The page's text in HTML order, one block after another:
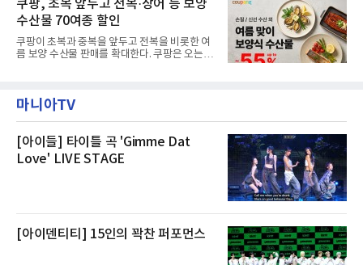
것으로 확인됐다”고 설명했다.이어 “정확한 화
재 원인은 추후 조사될
텔 측은 “퇴근 후 또는 주말 도심 속에서 짧지만
온전한 휴식을 원하는 고객들에게 특별한 경험
을 제공한다”고 밝혔다.패키지는 디럭스와 이그
제큐티브 두 가지 타입으로 구성된다. 디럭스 패
키지는 객실 1박(룸 온리)으로 심플한 호캉스를
스 센터 사우나 2인 이용 혜택이 포함된다.특히
클럽 앰배서더 라운지
쿠팡, 초복 앞두고 전복·장어 등 보양
수산물 70여종 할인
쿠팡이 초복과 중복을 앞두고 전복을 비롯한 여
름 보양 수산물 판매를 확대한다. 쿠팡은 오는
우 등이 포함됐다. 쿠팡은 올해 큰 크기의 전복
생산량이 늘어난 점을 반영해 주요 산지 상품을
전복은 산지에서 채취한 뒤 전국으로 직송되는
방식으로 운영된다. 신선도가 중요한 상품인 만
큼 이르면 다음 날 오전 배송이 가능하도록 물류
마니아TV
[아이들] 타이틀 곡 'Gimme Dat
Love' LIVE STAGE
[아이덴티티] 15인의 꽉찬 퍼포먼스